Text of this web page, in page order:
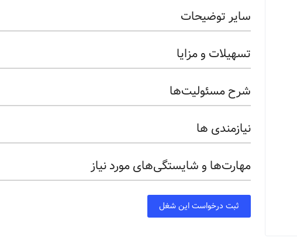
سایر توضیحات
تسهیلات و مزایا
شرح مسئولیت‌ها
نیازمندی ها
مهارت‌ها و شایستگی‌های مورد نیاز
ثبت درخواست این شغل